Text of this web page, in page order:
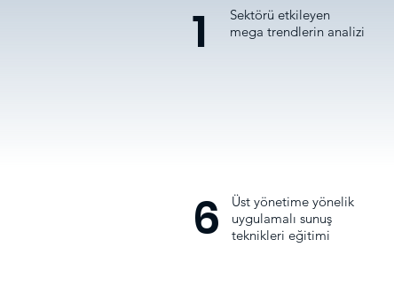
1
Sektörü etkileyen
mega trendlerin analizi
6
Üst yönetime yönelik
uygulamalı sunuş
teknikleri eğitimi